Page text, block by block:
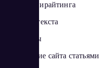
Биржа копирайтинга
Редактор текста
Синонимы
Наполнение сайта статьями